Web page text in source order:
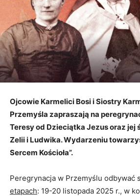
Ojcowie Karmelici Bosi i Siostry
Przemyśla zapraszają na
Teresy od Dzieciątka Jezus oraz
Zelii i Ludwika. Wydarzeniu
Sercem Kościoła”.
Peregrynacja w Przemyślu odbywać
etapach: 19-20 listopada 2025 r., w